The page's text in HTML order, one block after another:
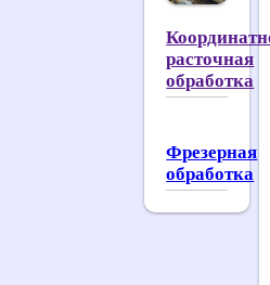
расточная
обработка
Фрезерная
обработка